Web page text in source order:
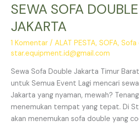
SEWA SOFA
JAKARTA
1 Komentar /ALAT PESTA,SOFA,Sofa
star.equipment.id@gmail.com
Sewa Sofa Double Jakarta Timur
untuk Semua Event Lagi mencari
Jakarta yang nyaman, mewah?
menemukan tempat yang tepat. Di
akan menemukan sofa double yang